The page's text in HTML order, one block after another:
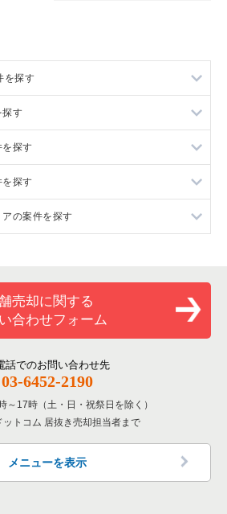
を探す
抜き売却物件の案件一覧
の居抜き売却物件の案件一覧
の居抜き売却物件の案件一覧
売却物件の案件一覧
き売却物件の案件一覧
き売却物件の案件一覧
の居抜き売却物件の案件一覧
抜き売却物件の案件一覧
トの居抜き売却物件の案件一覧
探す
き売却物件の案件一覧
居抜き売却物件の案件一覧
居抜き売却物件の案件一覧
居抜き売却物件の案件一覧
売却物件の案件一覧
好み焼の居抜き売却物件の案件一覧
居抜き売却物件の案件一覧
き売却物件の案件一覧
探す
抜き売却物件の案件一覧
売却物件の案件一覧
き売却物件の案件一覧
パブ・スナックの居抜き売却物件の案件
き売却物件の案件一覧
イニングバーの居抜き売却物件の案件一
探す
の居抜き売却物件の案件一覧
き売却物件の案件一覧
菜・デリの居抜き売却物件の案件一覧
イニングバーの居抜き売却物件の案件一
の案件を探す
居抜き売却物件の案件一覧
の居抜き売却物件の案件一覧
居抜き売却物件の案件一覧
飲食店の居抜き売却物件の案件一覧
食店の居抜き売却物件の案件一覧
売却に関する
合わせフォーム
話でのお問い合わせ先
03-6452-2190
～17時（土・日・祝祭日を除く）
ットコム 居抜き売却担当者まで
メニューを表示